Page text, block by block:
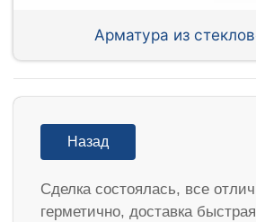
Арматура из
Назад
Сделка состоялась, все
герметично, доставка